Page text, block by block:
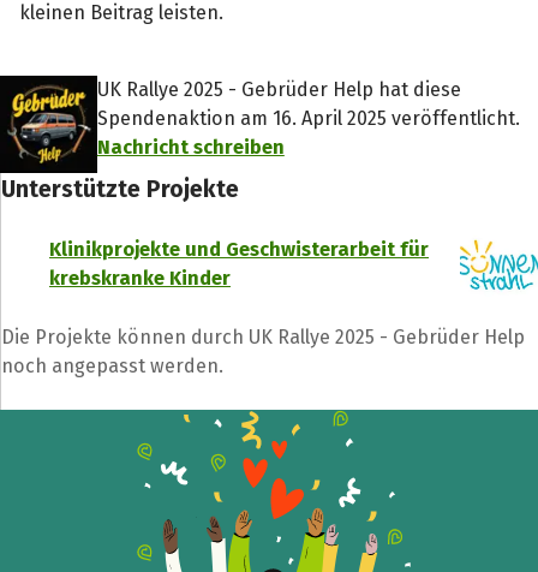
kleinen Beitrag leisten.
UK Rallye 2025 - Gebrüder Help hat diese
Spendenaktion am 16. April 2025 veröffentlicht.
Nachricht schreiben
Unterstützte Projekte
Klinikprojekte und Geschwisterarbeit für
krebskranke Kinder
Die Projekte können durch UK Rallye 2025 - Gebrüder Help
noch angepasst werden.